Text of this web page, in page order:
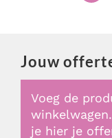
Jouw
Voeg de
je hier je